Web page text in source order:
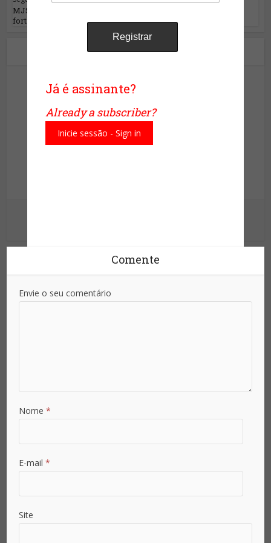
Já é assinante?
Already a subscriber?
Inicie sessão - Sign in
MJSP e GSI discutem medidas de
fortalecimento de...
Sobre o autor
Comente
Envie o seu comentário
Nome*
E-mail*
Site